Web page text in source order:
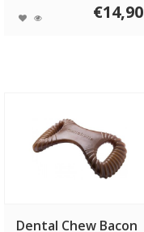
€14,90
Dental Chew Bacon